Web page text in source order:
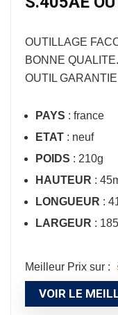
OUTILLAGE
BONNE
OUTIL
PAYS : france
ETAT : neuf
POIDS : 210g
HAUTEUR :
LONGUEUR :
LARGEUR :
Meilleur Prix sur :
VOIR LE